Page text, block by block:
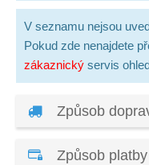
V seznamu nejsou
Pokud zde nenajdete
zákaznický servis
Způsob
Způsob platby